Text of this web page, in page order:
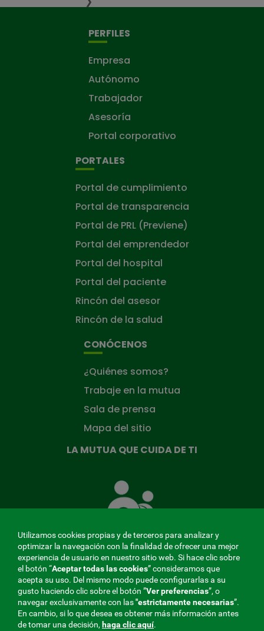
PERFILES
Empresa
Autónomo
Trabajador
Asesoría
Portal corporativo
PORTALES
Portal de cumplimiento
Portal de transparencia
Portal de PRL (Previene)
Portal del emprendedor
Portal del hospital
Portal del paciente
Rincón del asesor
Rincón de la salud
CONÓCENOS
¿Quiénes somos?
Trabaje en la mutua
Sala de prensa
Mapa del sitio
LA MUTUA QUE CUIDA DE TI
Mutua
que
ti
MENÚ
REDES
Utilizamos cookies propias y de terceros para analizar y
optimizar la navegación con la finalidad de ofrecer una mejor
experiencia de usuario en nuestro sitio web. Si hace clic sobre
el botón “Aceptar todas las cookies” consideramos que
acepta su uso. Del mismo modo puede configurarlas a su
gusto haciendo clic sobre el botón ”Ver preferencias”, o
navegar exclusivamente con las"estrictamentenecesarias”.
En cambio, si lo que desea es obtener más información antes
de tomar una decisión, haga clic aquí.